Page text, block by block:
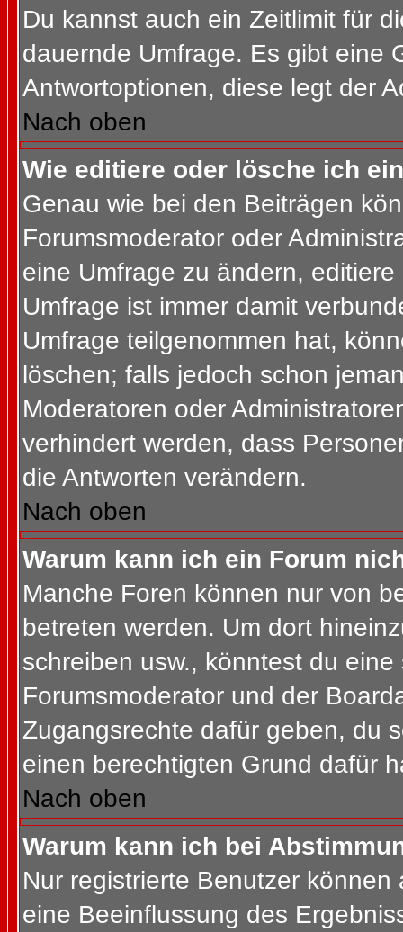
Du kannst auch ein Zeitlimit für
dauernde Umfrage. Es gibt eine
Antwortoptionen, diese legt der
Nach oben
Wie editiere oder lösche ich
Genau wie bei den Beiträgen
Forumsmoderator oder
eine Umfrage zu ändern,
Umfrage ist immer damit
Umfrage teilgenommen hat,
löschen; falls jedoch schon
Moderatoren oder
verhindert werden, dass
die Antworten verändern.
Nach oben
Warum kann ich ein Forum
Manche Foren können nur von
betreten werden. Um dort
schreiben usw., könntest du
Forumsmoderator und der
Zugangsrechte dafür geben, du
einen berechtigten Grund dafür
Nach oben
Warum kann ich bei
Nur registrierte Benutzer
eine Beeinflussung des